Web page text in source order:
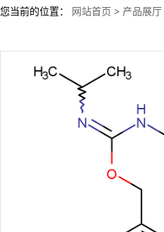
您当前的位置： 网站首页 > 产品展厅